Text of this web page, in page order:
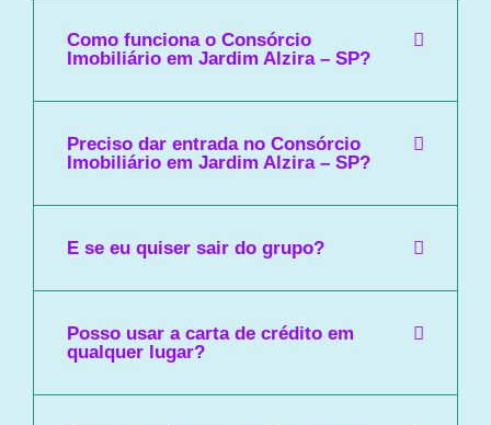
Como funciona o Consórcio
Imobiliário em Jardim Alzira – SP?
Preciso dar entrada no Consórcio
Imobiliário em Jardim Alzira – SP?
E se eu quiser sair do grupo?
Posso usar a carta de crédito em
qualquer lugar?